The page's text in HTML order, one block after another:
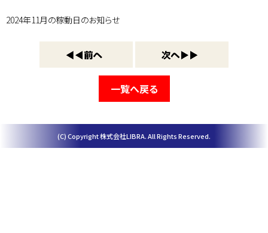
2024年11月の稼動日のお知らせ
一覧へ戻る
(C) Copyright 株式会社LIBRA. All Rights Reserved.